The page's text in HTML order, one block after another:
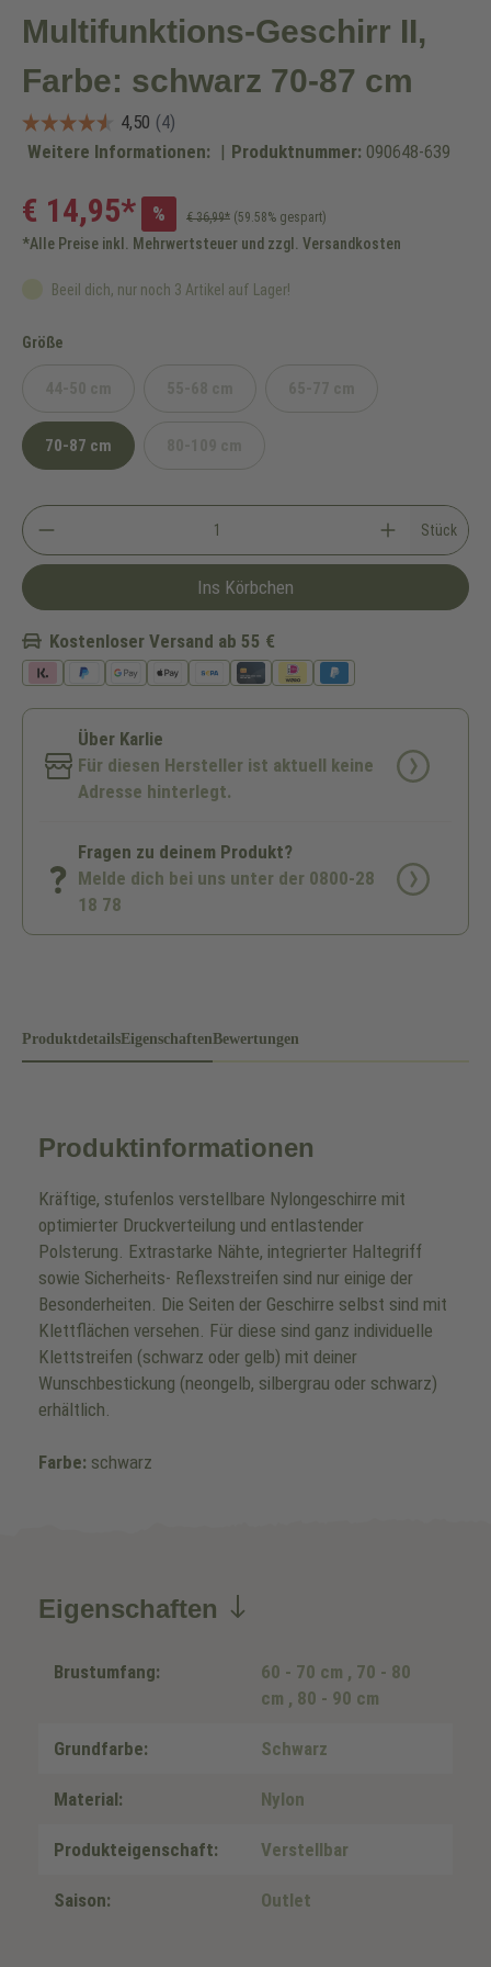
Multifunktions-Geschirr II,
Farbe: schwarz 70-87 cm
Weitere Informationen: | Produktnummer: 090648-639
€ 14,95* % € 36,99* (59.58% gespart)
*Alle Preise inkl. Mehrwertsteuer und zzgl. Versandkosten
Beeil dich, nur noch 3 Artikel auf Lager!
Größeauswählen
70-87 cm
Stück
Ins Körbchen
Kostenloser Versand ab 55 €
Über Karlie
Für diesen Hersteller ist aktuell keine
Adresse hinterlegt.
Fragen zu deinem Produkt?
Melde dich bei uns unter der 0800-28
18 78
ProduktdetailsEigenschaftenBewertungen
Produktinformationen
Kräftige, stufenlos verstellbare Nylongeschirre mit
optimierter Druckverteilung und entlastender
Polsterung. Extrastarke Nähte, integrierter Haltegriff
sowie Sicherheits- Reflexstreifen sind nur einige der
Besonderheiten. Die Seiten der Geschirre selbst sind mit
Klettflächen versehen. Für diese sind ganz individuelle
Klettstreifen (schwarz oder gelb) mit deiner
Wunschbestickung (neongelb, silbergrau oder schwarz)
erhältlich.
Farbe: schwarz
Eigenschaften
Brustumfang: 60 - 70 cm , 70 - 80
cm , 80 - 90 cm
Grundfarbe: Schwarz
Material: Nylon
Produkteigenschaft: Verstellbar
Saison: Outlet